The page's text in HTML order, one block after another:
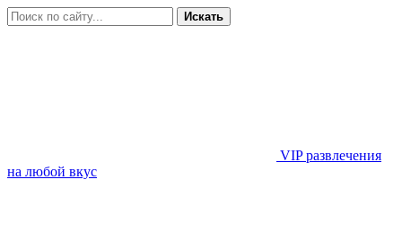
Искать
VIP развлечения
на любой вкус